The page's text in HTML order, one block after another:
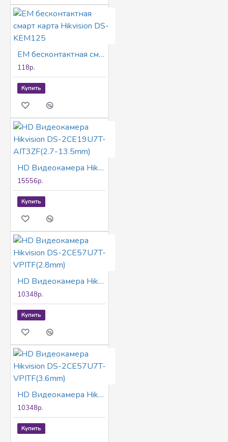
EM бесконтактная смарт карта Hikvision DS-KEM125
118р.
Купить
HD Видеокамера Hikvision DS-2CE19U7T-AIT3ZF(2.7-13.5mm)
15556р.
Купить
HD Видеокамера Hikvision DS-2CE57U7T-VPITF(2.8mm)
10348р.
Купить
HD Видеокамера Hikvision DS-2CE57U7T-VPITF(3.6mm)
10348р.
Купить